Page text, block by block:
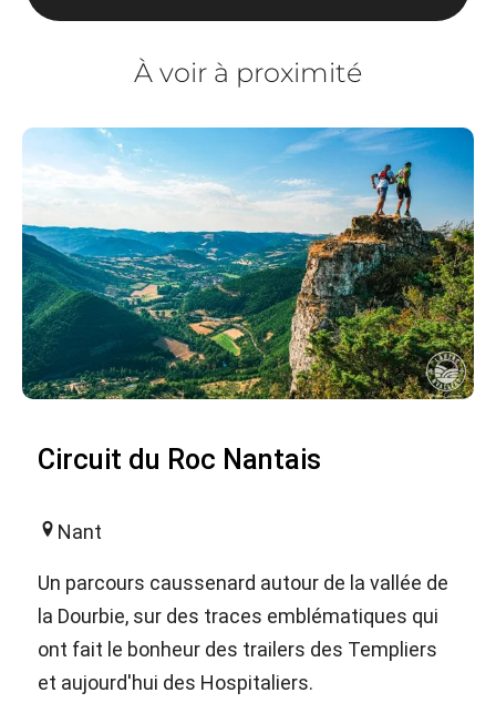
À voir à proximité
Circuit du Roc Nantais
Nant
Un parcours caussenard autour de la vallée de
la Dourbie, sur des traces emblématiques qui
ont fait le bonheur des trailers des Templiers
et aujourd'hui des Hospitaliers.